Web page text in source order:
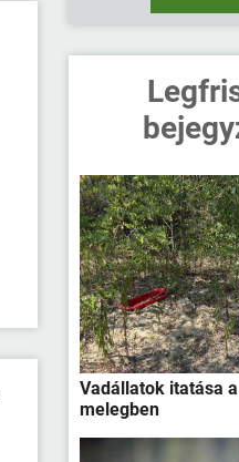
Vadállatok itatása
melegben